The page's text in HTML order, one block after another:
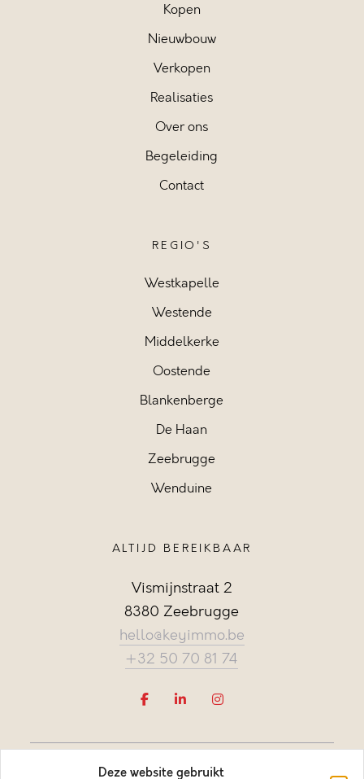
Deze website gebruikt
Kopen
Nieuwbouw
Verkopen
Realisaties
Over ons
Begeleiding
Contact
REGIO'S
Westkapelle
Westende
Middelkerke
Oostende
Blankenberge
De Haan
Zeebrugge
Wenduine
ALTIJD BEREIKBAAR
Vismijnstraat 2
8380 Zeebrugge
hello@keyimmo.be
+32 50 70 81 74